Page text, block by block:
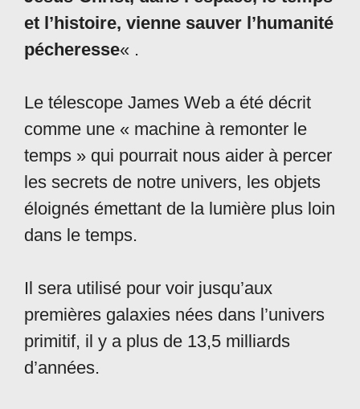
et l’histoire, vienne sauver l’humanité
pécheresse« .
Le télescope James Web a été décrit
comme une « machine à remonter le
temps » qui pourrait nous aider à percer
les secrets de notre univers, les objets
éloignés émettant de la lumière plus loin
dans le temps.
Il sera utilisé pour voir jusqu’aux
premières galaxies nées dans l’univers
primitif, il y a plus de 13,5 milliards
d’années.